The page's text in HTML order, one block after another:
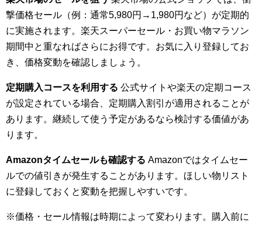
撃価格セール（例：通常5,980円→1,980円など）が定期的
に実施されます。楽天スーパーセール・お買い物マラソン
期間中と重なればさらにお得です。お気に入り登録してお
き、価格変動を確認しましょう。
定期購入コースを利用する 公式サイトや楽天の定期コース
が設定されている場合、定期購入割引が適用されることが
あります。継続して使う予定があるなら検討する価値があ
ります。
Amazonタイムセールも確認する Amazonではタイムセー
ルでの値引きが発生することがあります。ほしい物リスト
に登録しておくと変動を把握しやすいです。
※価格・セール情報は時期によって変わります。購入前に